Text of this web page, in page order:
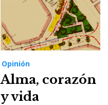
Opinión
Alma, corazón
y vida